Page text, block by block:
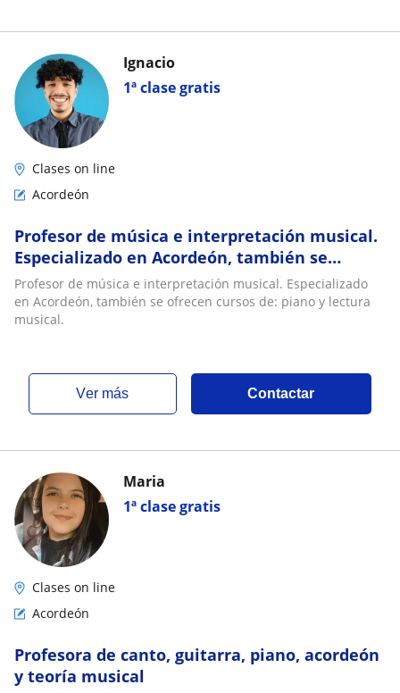
1ª clase gratis
Ignacio
Clases on line
Acordeón
Profesor de música e interpretación musical.
Especializado en Acordeón, también se
ofrecen cursos de: piano y lectura musical
Profesor de música e interpretación musical. Especializado
en Acordeón, también se ofrecen cursos de: piano y lectura
musical.
ver más Contactar
1ª clase gratis
Maria
Clases on line
Acordeón
Profesora de canto, guitarra, piano, acordeón
y teoría musical